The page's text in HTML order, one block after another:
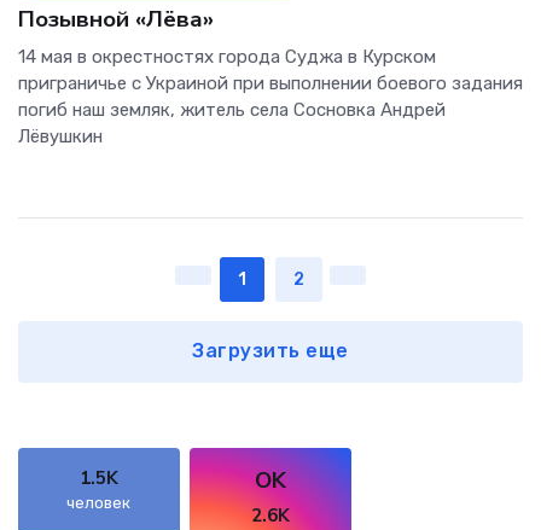
Позывной «Лёва»
14 мая в окрестностях города Суджа в Курском
приграничье с Украиной при выполнении боевого задания
погиб наш земляк, житель села Сосновка Андрей
Лёвушкин
1 2
Загрузить еще
1.5K
человек
OK
2.6K